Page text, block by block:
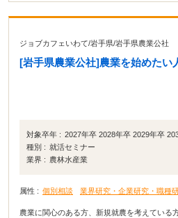
ジョブカフェいわて/岩手県/岩手県農業公社
[岩手県農業公社]農業を始めたい
対象卒年 : 2027年卒 2028年卒 2029年卒
種別 : 就活セミナー
業界 : 農林水産業
属性 : 個別相談 業界研究・企業研究・職種
農業に関心のある方、新規就農を考えている